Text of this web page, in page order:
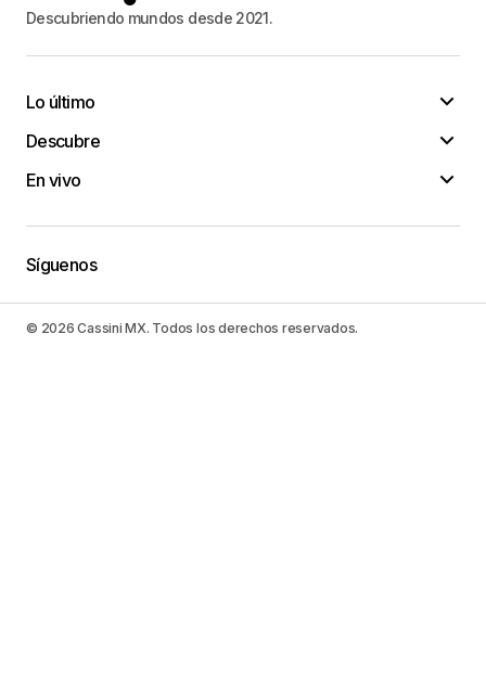
Descubriendo mundos desde 2021.
Lo último
Descubre
En vivo
Síguenos
© 2026 Cassini MX. Todos los derechos reservados.